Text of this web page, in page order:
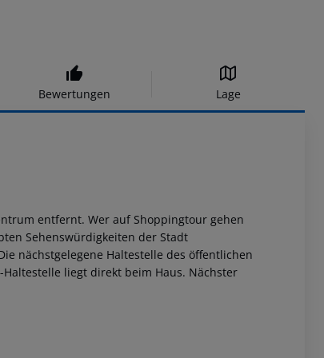
Bewertungen Lage
entfernt. Wer auf Shoppingtour gehen
Sehenswürdigkeiten der Stadt
nächstgelegene Haltestelle des öffentlichen
liegt direkt beim Haus. Nächster